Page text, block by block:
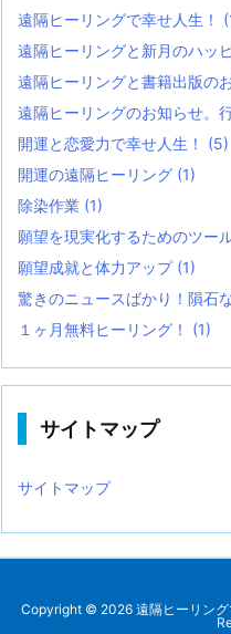
遠隔ヒーリングで幸せ人生！
遠隔ヒーリングと新月のハッ
遠隔ヒーリングと書籍出版の
遠隔ヒーリングのお知らせ。
開運と恋愛力で幸せ人生！ (5)
開運の遠隔ヒーリング (1)
除染作業 (1)
願望を現実化するためのツー
願望成就と体力アップ (1)
驚きのニュースばかり！隕石
１ヶ月無料ヒーリング！ (1)
サイトマップ
サイトマップ
Copyright © 2026 遠隔ヒーリン